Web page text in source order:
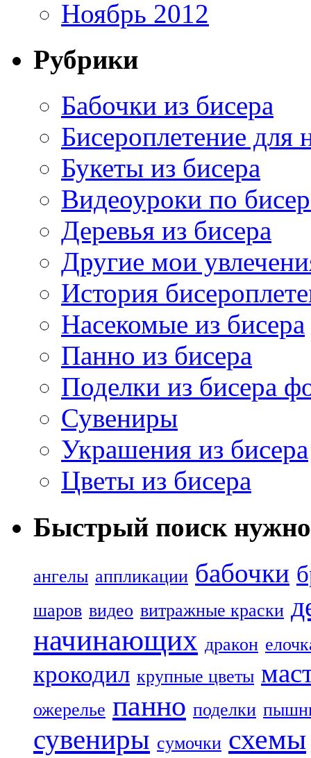
Ноябрь 2012
Рубрики
Бабочки из бисера
Бисероплетение
Букеты из бисера
Видеоуроки по
Деревья из бисера
Другие мои
История
Насекомые из бисера
Панно из бисера
Поделки из бисера
Сувениры
Украшения из бисера
Цветы из бисера
Быстрый поиск
ангелы аппликации бабочки
шаров видео витражные краски
начинающих дракон
крокодил крупные цветы
ожерелье панно поделки
сувениры сумочки схемы